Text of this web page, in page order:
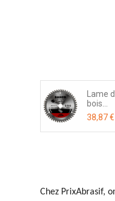
Lame
bois...
38,87 €
Chez PrixAbrasif,